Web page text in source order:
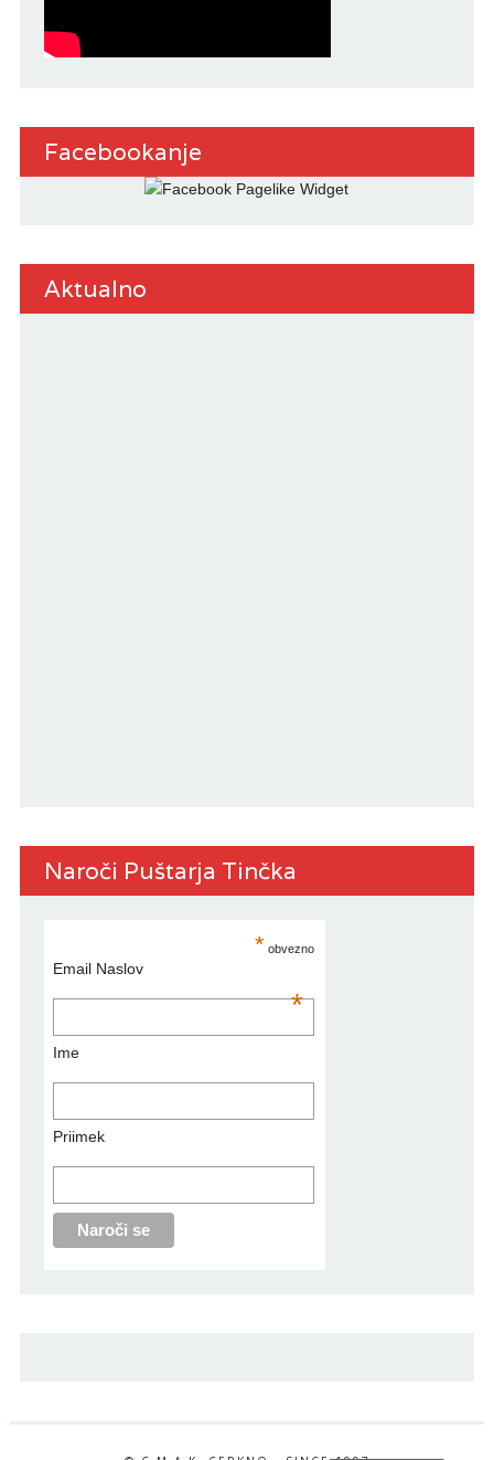
Facebookanje
Aktualno
Naroči Puštarja Tinčka
* obvezno
Email Naslov
*
Ime
Priimek